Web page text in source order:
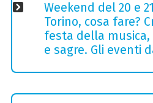
Weekend del 20 e
Torino, cosa fare?
festa della
e sagre. Gli eventi